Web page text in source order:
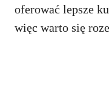
oferować lepsze
więc warto się